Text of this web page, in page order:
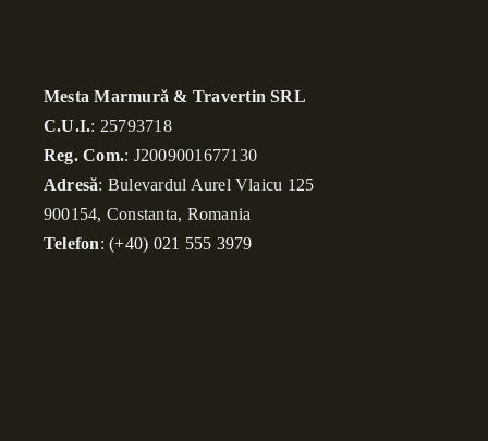
Mesta Marmură & Travertin SRL
C.U.I.: 25793718
Reg. Com.: J2009001677130
Adresă: Bulevardul Aurel Vlaicu 125
900154, Constanta, Romania
Telefon:(+40) 021 555 3979